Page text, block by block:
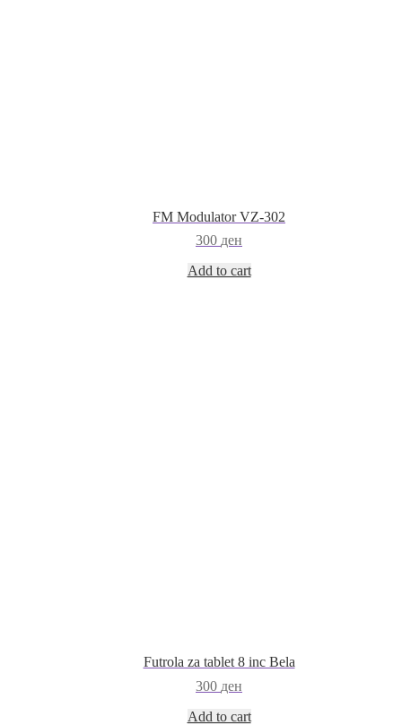
FM Modulator VZ-302
300 ден
Add to cart
Futrola za tablet 8 inc Bela
300 ден
Add to cart